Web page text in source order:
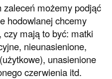
zaleceń możemy podjąć
hodowlanej chcemy
mają to być: matki
nieunasienione,
unasienione
czerwienia itd.